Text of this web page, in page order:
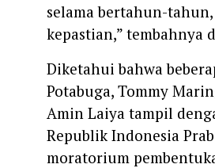
selama bertahun-
kepastian,” tembahnya
Diketahui bahwa
Potabuga, Tommy
Amin Laiya tampil
Republik Indonesia
moratorium